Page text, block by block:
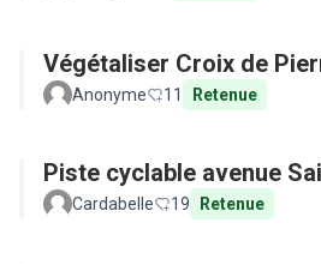
Végétaliser Croix de
Anonyme 11 Retenue
Piste cyclable avenue
Cardabelle 19 Retenue